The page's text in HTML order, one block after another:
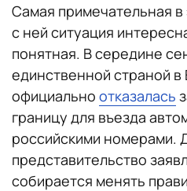
Самая примечательная
с ней ситуация
понятная. В середине
единственной страной
официально отказалась
границу для въезда
российскими номерами.
представительство
собирается менять